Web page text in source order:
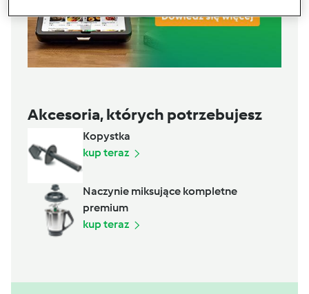
Akcesoria, których potrzebujesz
Kopystka
kup teraz
Naczynie miksujące kompletne
premium
kup teraz